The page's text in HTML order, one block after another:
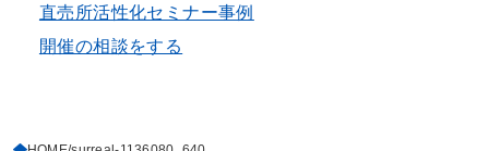
直売所活性化セミナー事例
開催の相談をする